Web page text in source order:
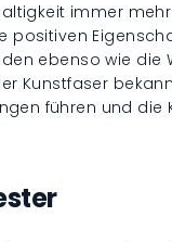
immer
positiven
ebenso wie die
Kunstfaser
führen und die